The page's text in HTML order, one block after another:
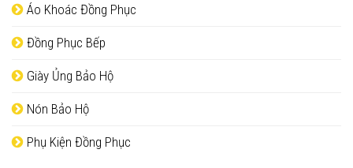
Áo Khoác Đồng Phục
Đồng Phục Bếp
Giày Ủng Bảo Hộ
Nón Bảo Hộ
Phụ Kiện Đồng Phục